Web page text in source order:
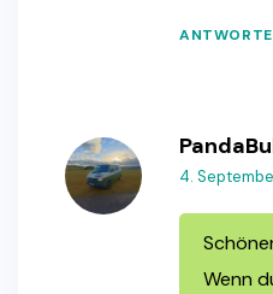
4.
Wenn